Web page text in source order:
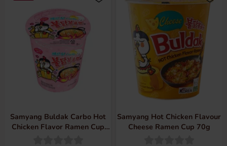
Samyang Buldak Carbo Hot
Chicken Flavor Ramen Cup
Samyang Hot Chicken Flavour
Cheese Ramen Cup 70g